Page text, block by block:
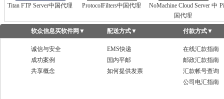
Titan FTP Server中国代理 ProtocolFilters中国代理
NoMachine Cloud Server 中
国代理
软众信息买软件网 ▼ 配送方式▼ 付款方式▼
诚信与安全 EMS快递
在线汇款指南
成功案例
国内平邮
邮政汇款指南
共享概念
如何提供发票
汇款帐号查询
公司电汇指南